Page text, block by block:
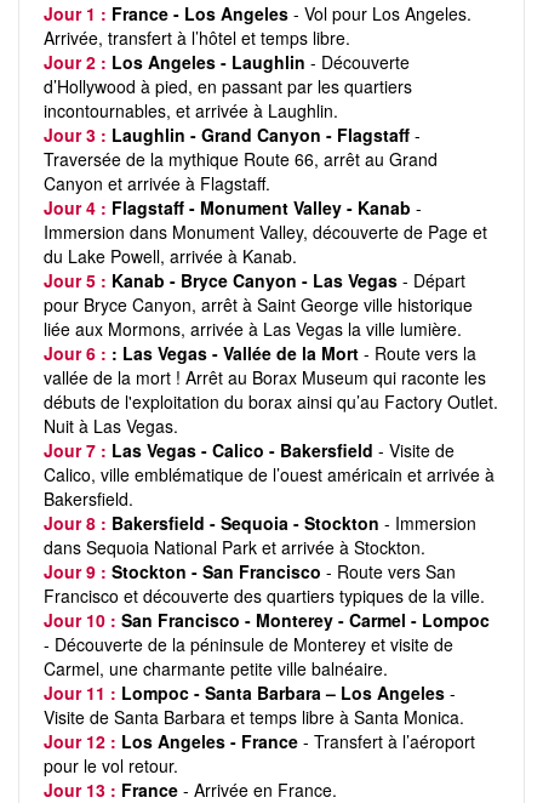
Jour 1 : France - Los Angeles - Vol pour Los Angeles.
Arrivée, transfert à l’hôtel et temps libre.
Jour 2 : Los Angeles - Laughlin - Découverte
d’Hollywood à pied, en passant par les quartiers
incontournables, et arrivée à Laughlin.
Jour 3 : Laughlin - Grand Canyon - Flagstaff -
Traversée de la mythique Route 66, arrêt au Grand
Canyon et arrivée à Flagstaff.
Jour 4 : Flagstaff - Monument Valley - Kanab -
Immersion dans Monument Valley, découverte de Page et
du Lake Powell, arrivée à Kanab.
Jour 5 : Kanab - Bryce Canyon - Las Vegas - Départ
pour Bryce Canyon, arrêt à Saint George ville historique
liée aux Mormons, arrivée à Las Vegas la ville lumière.
Jour 6 : : Las Vegas - Vallée de la Mort - Route vers la
vallée de la mort ! Arrêt au Borax Museum qui raconte les
débuts de l'exploitation du borax ainsi qu’au Factory Outlet.
Nuit à Las Vegas.
Jour 7 : Las Vegas - Calico - Bakersfield - Visite de
Calico, ville emblématique de l’ouest américain et arrivée à
Bakersfield.
Jour 8 : Bakersfield - Sequoia - Stockton - Immersion
dans Sequoia National Park et arrivée à Stockton.
Jour 9 : Stockton - San Francisco - Route vers San
Francisco et découverte des quartiers typiques de la ville.
Jour 10 : San Francisco - Monterey - Carmel - Lompoc
- Découverte de la péninsule de Monterey et visite de
Carmel, une charmante petite ville balnéaire.
Jour 11 : Lompoc - Santa Barbara – Los Angeles -
Visite de Santa Barbara et temps libre à Santa Monica.
Jour 12 : Los Angeles - France - Transfert à l’aéroport
pour le vol retour.
Jour 13 : France - Arrivée en France.